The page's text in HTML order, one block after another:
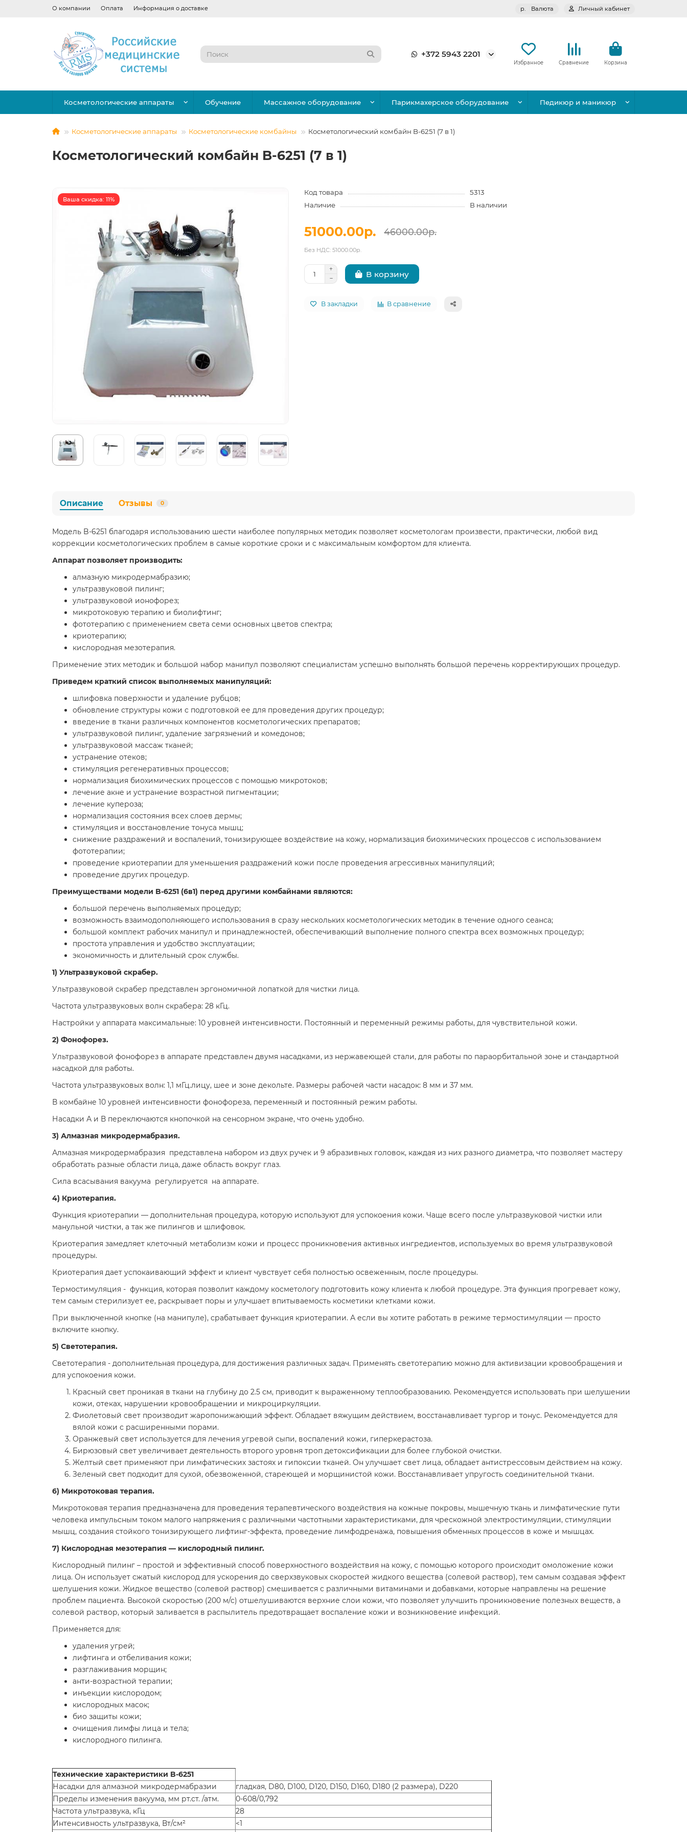
О компании Оплата Информация о доставке р. Валюта Личный кабинет
+372 5943 2201
Избранное Сравнение Корзина
Косметологические аппараты Обучение Массажное оборудование Парикмахерское оборудование Педикюр и маникюр
Косметологические аппараты Косметологические комбайны Косметологический комбайн B-6251 (7 в 1)
Косметологический комбайн B-6251 (7 в 1)
Ваша скидка: 11%
Код товара
5313
Наличие
В наличии
51000.00р. 46000.00р.
Без НДС: 51000.00р.
В корзину
В закладки В сравнение
Описание Отзывы 0
Модель B-6251 благодаря использованию шести наиболее популярных методик позволяет косметологам произвести, практически, любой вид
коррекции косметологических проблем в самые короткие сроки и с максимальным комфортом для клиента.
Аппарат позволяет производить:
алмазную микродермабразию;
ультразвуковой пилинг;
ультразвуковой ионофорез;
микротоковую терапию и биолифтинг;
фототерапию с применением света семи основных цветов спектра;
криотерапию;
кислородная мезотерапия.
Применение этих методик и большой набор манипул позволяют специалистам успешно выполнять большой перечень корректирующих процедур.
Приведем краткий список выполняемых манипуляций:
шлифовка поверхности и удаление рубцов;
обновление структуры кожи с подготовкой ее для проведения других процедур;
введение в ткани различных компонентов косметологических препаратов;
ультразвуковой пилинг, удаление загрязнений и комедонов;
ультразвуковой массаж тканей;
устранение отеков;
стимуляция регенеративных процессов;
нормализация биохимических процессов с помощью микротоков;
лечение акне и устранение возрастной пигментации;
лечение купероза;
нормализация состояния всех слоев дермы;
стимуляция и восстановление тонуса мышц;
снижение раздражений и воспалений, тонизирующее воздействие на кожу, нормализация биохимических процессов с использованием
фототерапии;
проведение криотерапии для уменьшения раздражений кожи после проведения агрессивных манипуляций;
проведение других процедур.
Преимуществами модели B-6251 (6в1) перед другими комбайнами являются:
большой перечень выполняемых процедур;
возможность взаимодополняющего использования в сразу нескольких косметологических методик в течение одного сеанса;
большой комплект рабочих манипул и принадлежностей, обеспечивающий выполнение полного спектра всех возможных процедур;
простота управления и удобство эксплуатации;
экономичность и длительный срок службы.
1) Ультразвуковой скрабер.
Ультразвуковой скрабер представлен эргономичной лопаткой для чистки лица.
Частота ультразвуковых волн скрабера: 28 кГц.
Настройки у аппарата максимальные: 10 уровней интенсивности. Постоянный и переменный режимы работы, для чувствительной кожи.
2) Фонофорез.
Ультразвуковой фонофорез в аппарате представлен двумя насадками, из нержавеющей стали, для работы по параорбитальной зоне и стандартной
насадкой для работы.
Частота ультразвуковых волн: 1,1 мГц.лицу, шее и зоне декольте. Размеры рабочей части насадок: 8 мм и 37 мм.
В комбайне 10 уровней интенсивности фонофореза, переменный и постоянный режим работы.
Насадки А и В переключаются кнопочкой на сенсорном экране, что очень удобно.
3) Алмазная микродермабразия.
Алмазная микродермабразия представлена набором из двух ручек и 9 абразивных головок, каждая из них разного диаметра, что позволяет мастеру
обработать разные области лица, даже область вокруг глаз.
Сила всасывания вакуума регулируется на аппарате.
4) Криотерапия.
Функция криотерапии — дополнительная процедура, которую используют для успокоения кожи. Чаще всего после ультразвуковой чистки или
манульной чистки, а так же пилингов и шлифовок.
Криотерапия замедляет клеточный метаболизм кожи и процесс проникновения активных ингредиентов, используемых во время ультразвуковой
процедуры.
Криотерапия дает успокаивающий эффект и клиент чувствует себя полностью освеженным, после процедуры.
Термостимуляция - функция, которая позволит каждому косметологу подготовить кожу клиента к любой процедуре. Эта функция прогревает кожу,
тем самым стерилизует ее, раскрывает поры и улучшает впитываемость косметики клетками кожи.
При выключенной кнопке (на манипуле), срабатывает функция криотерапии. А если вы хотите работать в режиме термостимуляции — просто
включите кнопку.
5) Светотерапия.
Светотерапия - дополнительная процедура, для достижения различных задач. Применять светотерапию можно для активизации кровообращения и
для успокоения кожи.
Красный свет проникая в ткани на глубину до 2.5 см, приводит к выраженному теплообразованию. Рекомендуется использовать при шелушении
кожи, отеках, нарушении кровообращении и микроциркуляции.
Фиолетовый свет производит жаропонижающий эффект. Обладает вяжущим действием, восстанавливает тургор и тонус. Рекомендуется для
вялой кожи с расширенными порами.
Оранжевый свет используется для лечения угревой сыпи, воспалений кожи, гиперкерастоза.
Бирюзовый свет увеличивает деятельность второго уровня троп детоксификации для более глубокой очистки.
Желтый свет применяют при лимфатических застоях и гипоксии тканей. Он улучшает свет лица, обладает антистрессовым действием на кожу.
Зеленый свет подходит для сухой, обезвоженной, стареющей и морщинистой кожи. Восстанавливает упругость соединительной ткани.
6) Микротоковая терапия.
Микротоковая терапия предназначена для проведения терапевтического воздействия на кожные покровы, мышечную ткань и лимфатические пути
человека импульсным током малого напряжения с различными частотными характеристиками, для чрескожной электростимуляции, стимуляции
мышц, создания стойкого тонизирующего лифтинг-эффекта, проведение лимфодренажа, повышения обменных процессов в коже и мышцах.
7) Кислородная мезотерапия — кислородный пилинг.
Кислородный пилинг – простой и эффективный способ поверхностного воздействия на кожу, с помощью которого происходит омоложение кожи
лица. Он использует сжатый кислород для ускорения до сверхзвуковых скоростей жидкого вещества (солевой раствор), тем самым создавая эффект
шелушения кожи. Жидкое вещество (солевой раствор) смешивается с различными витаминами и добавками, которые направлены на решение
проблем пациента. Высокой скоростью (200 м/с) отшелушиваются верхние слои кожи, что позволяет улучшить проникновение полезных веществ, а
солевой раствор, который заливается в распылитель предотвращает воспаление кожи и возникновение инфекций.
Применяется для:
удаления угрей;
лифтинга и отбеливания кожи;
разглаживания морщин;
анти-возрастной терапии;
инъекции кислородом;
кислородных масок;
био защиты кожи;
очищения лимфы лица и тела;
кислородного пилинга.
Технические характеристики B-6251
Насадки для алмазной микродермабразии
гладкая, D80, D100, D120, D150, D160, D180 (2 размера), D220
Пределы изменения вакуума, мм рт.ст. /атм.
0-608/0,792
Частота ультразвука, кГц
28
Интенсивность ультразвука, Вт/см²
<1